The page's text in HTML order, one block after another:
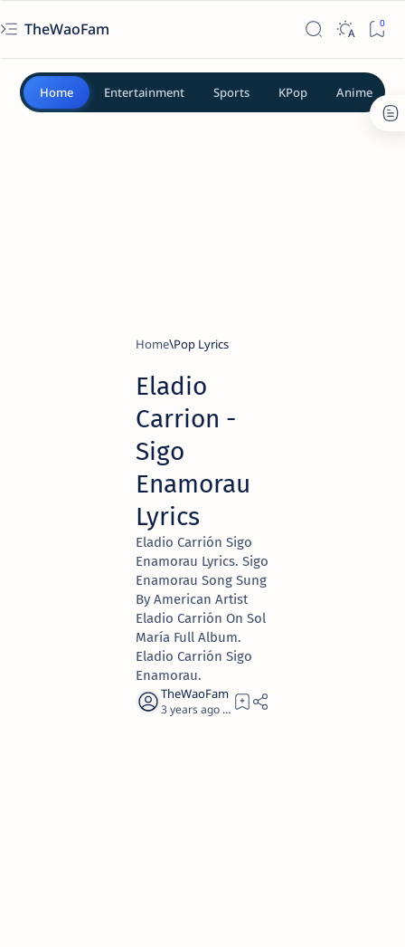
TheWaoFam
Home Entertainment Sports KPop Anime
Home Pop Lyrics
Eladio
Carrion -
Sigo
Enamorau
Lyrics
Eladio Carrión Sigo
Enamorau Lyrics. Sigo
Enamorau Song Sung
By American Artist
Eladio Carrión On Sol
María Full Album.
Eladio Carrión Sigo
Enamorau.
3 years ago 3